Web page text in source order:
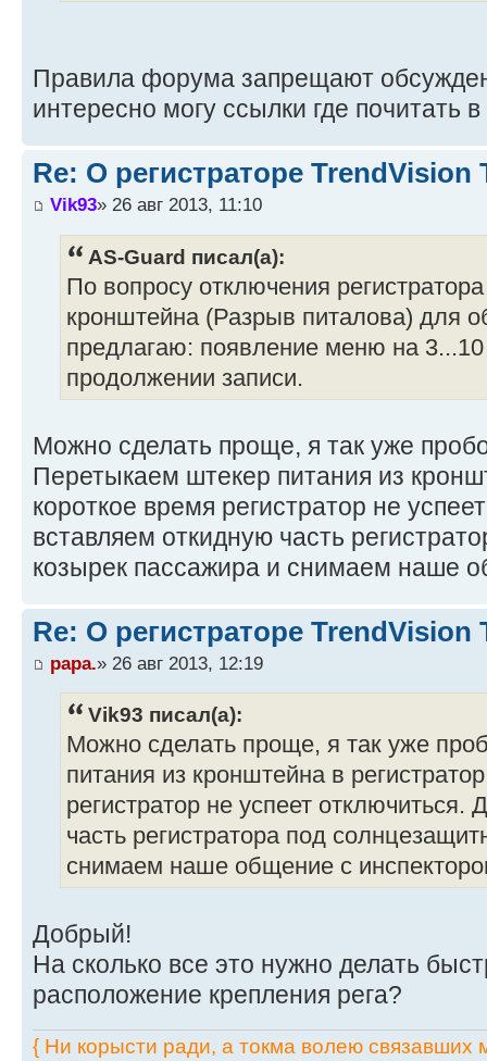
Правила форума запрещают
интересно могу ссылки где почитать
Re: О регистраторе TrendVision
Vik93» 26 авг 2013, 11:10
AS-Guard писал(а):
По вопросу отключения
кронштейна (Разрыв питалова) для
предлагаю: появление меню на
продолжении записи.
Можно сделать проще, я так уже
Перетыкаем штекер питания из
короткое время регистратор не
вставляем откидную часть
козырек пассажира и снимаем наше
Re: О регистраторе TrendVision
papa.» 26 авг 2013, 12:19
Vik93 писал(а):
Можно сделать проще, я так уже
питания из кронштейна в
регистратор не успеет
часть регистратора под
снимаем наше общение с
Добрый!
На сколько все это нужно делать
расположение крепления рега?
{ Ни корысти ради, а токма волею связавших